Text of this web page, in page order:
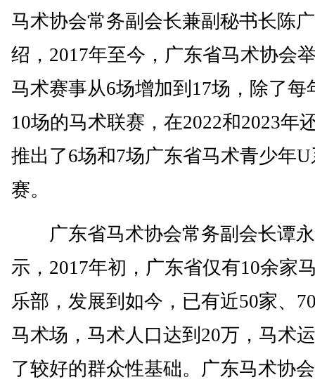
马术协会常务副会长兼副秘书长陈
绍，2017年至今，广东省马术协会
马术赛事从6场增加到17场，除了每
10场的马术联赛，在2022和2023年
推出了6场和7场广东省马术青少年
赛。
广东省马术协会常务副会长谭
示，2017年初，广东省仅有10余家
乐部，发展到如今，已有近50家、
马术场，马术人口达到20万，马术
了较好的群众性基础。广东马术协